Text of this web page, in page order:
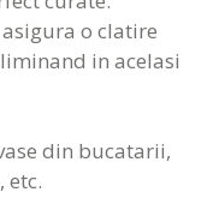
o clatire
in acelasi
din bucatarii,
etc.